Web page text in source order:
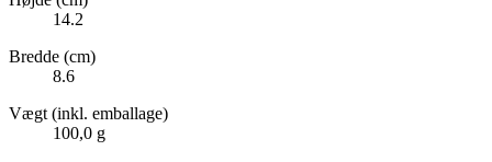
14.2
Bredde (cm)
8.6
Vægt (inkl. emballage)
100,0 g